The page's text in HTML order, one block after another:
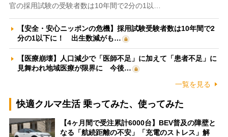
官の採用試験の受験者数は10年間で2分の1以…
【安全・安心ニッポンの危機】採用試験受験者数は10年間で2
分の1以下に！ 出生数減がも…
【医療崩壊】人口減少で「医師不足」に加えて「患者不足」に
見舞われ地域医療が限界に 今後…
一覧を見る
快適クルマ生活 乗ってみた、使ってみた
【4ヶ月間で受注累計6000台】BEV普及の障壁と
なる「航続距離の不安」「充電のストレス」解